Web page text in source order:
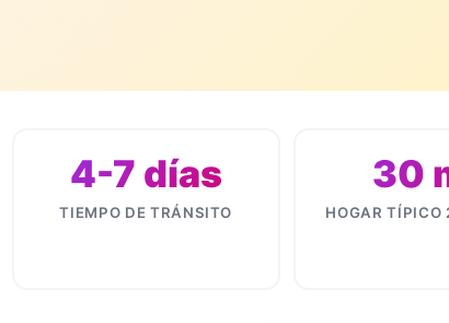
4-7 días
TIEMPO DE TRÁNSITO
30
HOGAR TÍPICO